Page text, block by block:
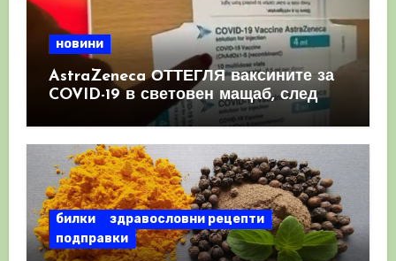
новини
AstraZeneca ОТТЕГЛЯ ваксините за
COVID-19 в световен мащаб, след
като призна, че те причиняват
билки
здравословни рецепти
подправки